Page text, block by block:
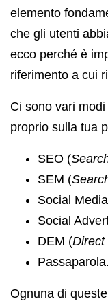
elemento
che gli utenti
ecco perché è
riferimento a cui
Ci sono vari
proprio sulla tua
SEO (
SEM (
Social
Social
DEM (Direct
Passaparola.
Ognuna di